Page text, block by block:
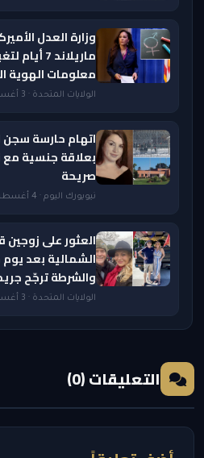
وزارة العدل
ماريلاند
معلومات الهوية
الولايات المتحدة · 3 أغسطس 2026 — 11:05 PM
اتهام حارسة
بعلاقة جنسية مع
صريحة
نيويورك اليوم · 4 أغسطس 2026 — 8:20 AM
العثور على زوجين
والشرطة ترجّح
الولايات المتحدة · 3 أغسطس 2026 — 3:50 PM
التعليقات (0)